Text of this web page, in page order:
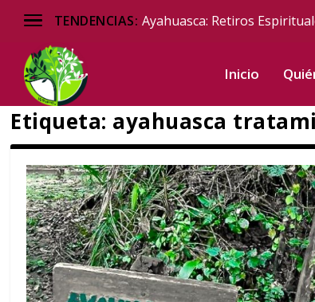
TENDENCIAS: Ayahuasca: Retiros
Inicio
Etiqueta: ayahuasca